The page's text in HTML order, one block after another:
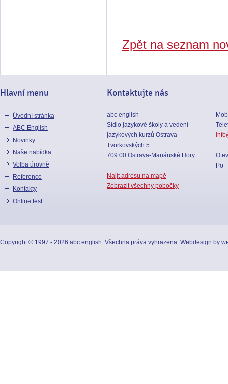
Zpět na seznam
Hlavní menu
Úvodní stránka
ABC English
Novinky
Naše nabídka
Volba úrovně
reference
kontakty
online test
Kontaktujte nás
abc english
Sídlo jazykové školy a vedení
jazykových kurzů Ostrava
Tvorkovských 5
709 00 Ostrava-Mariánské Hory
Najít adresu na mapě
Zobrazit všechny pobočky
Po
Copyright © 1997 - 2026 abc english. Všechna práva vyhrazena. Webdesign by